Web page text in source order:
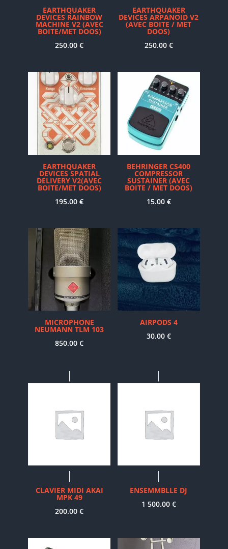
EARTHQUAKER
DEVICES RAINBOW
MACHINE V2 (AVEC
BOITE/MET DOOS)
250.00 €
EARTHQUAKER
DEVICES ARPANOID V2
(AVEC BOITE / MET
DOOS)
250.00 €
EARTHQUAKER
DEVICES SPATIAL
DELIVERY V2(AVEC
BOITE/MET DOOS)
195.00 €
BEHRINGER CS400
COMPRESSOR
SUSTAINER (AVEC
BOITE / MET DOOS)
15.00 €
MICROPHONE
NEUMANN TLM 103
850.00 €
AIRPODS 4
30.00 €
CLAVIER MIDI AKAI
MPK 49
200.00 €
ENSEMMBLLE DJ
1 500.00 €